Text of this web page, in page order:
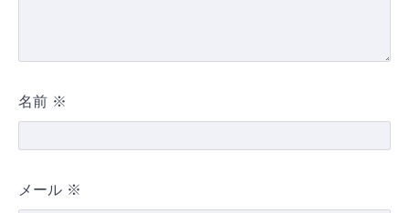
名前 ※
メール ※